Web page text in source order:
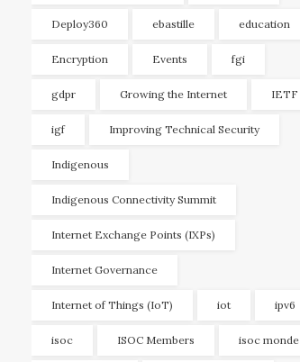
Deploy360 ebastille education
Encryption Events fgi
gdpr Growing the Internet IETF
igf Improving Technical Security
Indigenous
Indigenous Connectivity Summit
Internet Exchange Points (IXPs)
Internet Governance
Internet of Things (IoT) iot ipv6
isoc ISOC Members isoc monde